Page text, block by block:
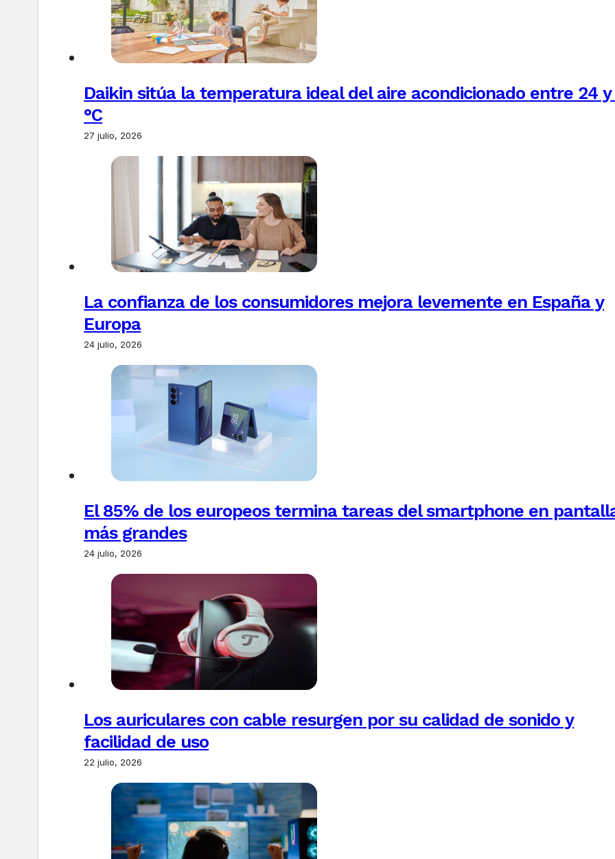
Daikin sitúa la temperatura ideal del aire acondicionado entre 24 y
°C
27 julio, 2026
La confianza de los consumidores mejora levemente en España y
Europa
24 julio, 2026
El 85% de los europeos termina tareas del smartphone en
más grandes
24 julio, 2026
Los auriculares con cable resurgen por su calidad de sonido y
facilidad de uso
22 julio, 2026